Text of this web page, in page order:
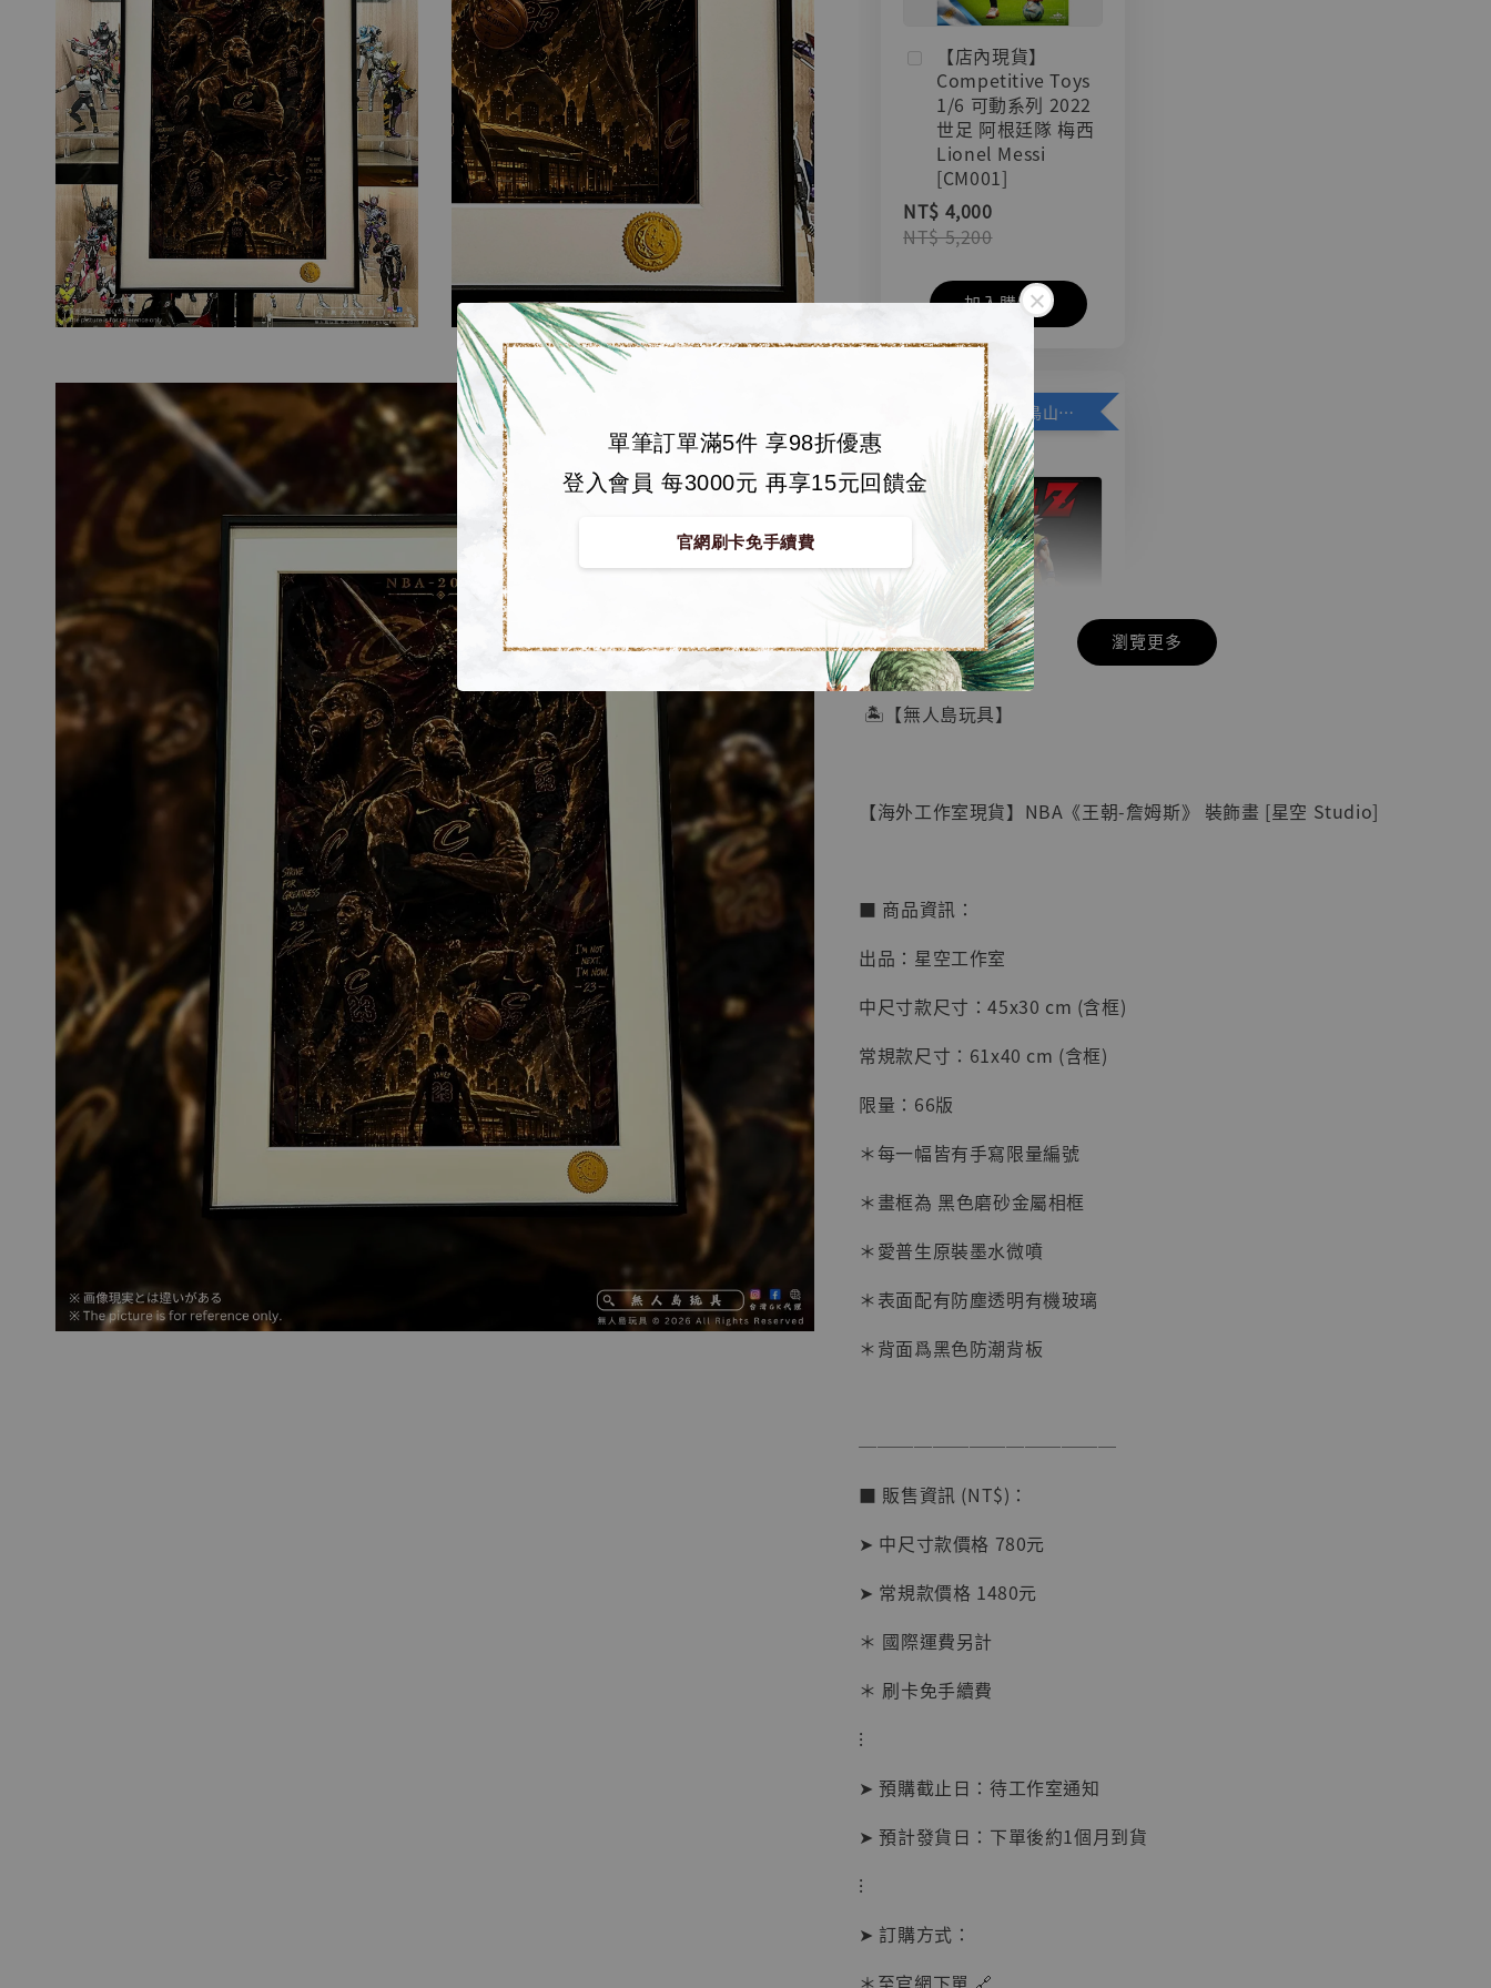
單筆訂單滿5件 享98折優惠
登入會員 每3000元 再享15元回饋金
官網刷卡免手續費
【店內現貨】
Competitive Toys
1/6 可動系列 2022
世足 阿根廷隊 梅西
Lionel Messi
[CM001]
NT$ 4,000
NT$ 5,200
加入購物車
加購優惠【悟空 鳥山明紀念款 [奇蹟工作室]】
【店內現貨】七龍珠
系列蒐藏雕像 悟空
NT$ 4,280
- +
加入購物車
【店內現貨】海賊王
系列蒐藏雕像 布魯
克達摩 [7STARS
NT$ 1,870
【現貨】
BJSTUDIO 1/6系列
可動蒐藏人偶 讓子
瀏覽更多
🏝【無人島玩具】
【海外工作室現貨】NBA《王朝-詹姆斯》 裝飾畫 [星空 Studio]
■ 商品資訊：
出品：星空工作室
中尺寸款尺寸：45x30 cm (含框)
常規款尺寸：61x40 cm (含框)
限量：66版
＊每一幅皆有手寫限量編號
＊畫框為 黑色磨砂金屬相框
＊愛普生原裝墨水微噴
＊表面配有防塵透明有機玻璃
＊背面爲黑色防潮背板
──────────────
■ 販售資訊 (NT$)：
➤ 中尺寸款價格 780元
➤ 常規款價格 1480元
＊ 國際運費另計
＊ 刷卡免手續費
⁝
➤ 預購截止日：待工作室通知
➤ 預計發貨日：下單後約1個月到貨
⁝
➤ 訂購方式：
＊至官網下單 🔗